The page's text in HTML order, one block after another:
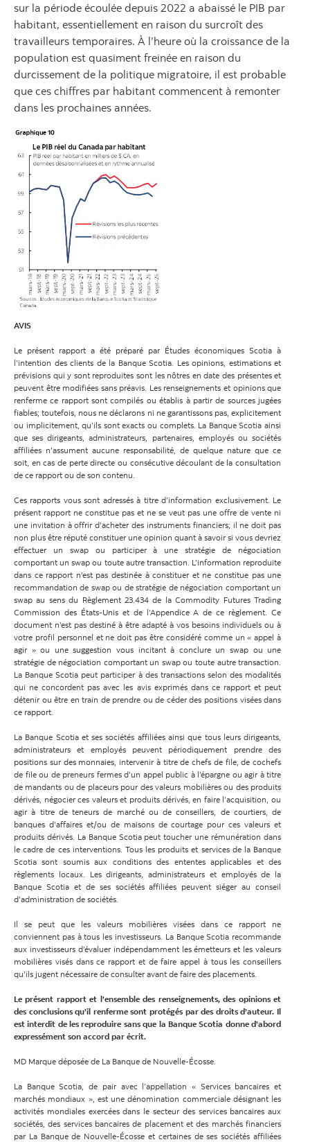
sur la période écoulée depuis 2022 a abaissé le PIB par
habitant, essentiellement en raison du surcroît des
travailleurs temporaires. À l’heure où la croissance de la
population est quasiment freinée en raison du
durcissement de la politique migratoire, il est probable
que ces chiffres par habitant commencent à remonter
dans les prochaines années.
AVIS
Le présent rapport a été préparé par Études économiques Scotia à
l’intention des clients de la Banque Scotia. Les opinions, estimations et
prévisions qui y sont reproduites sont les nôtres en date des présentes et
peuvent être modifiées sans préavis. Les renseignements et opinions que
renferme ce rapport sont compilés ou établis à partir de sources jugées
fiables; toutefois, nous ne déclarons ni ne garantissons pas, explicitement
ou implicitement, qu’ils sont exacts ou complets. La Banque Scotia ainsi
que ses dirigeants, administrateurs, partenaires, employés ou sociétés
affiliées n’assument aucune responsabilité, de quelque nature que ce
soit, en cas de perte directe ou consécutive découlant de la consultation
de ce rapport ou de son contenu.
Ces rapports vous sont adressés à titre d’information exclusivement. Le
présent rapport ne constitue pas et ne se veut pas une offre de vente ni
une invitation à offrir d’acheter des instruments financiers; il ne doit pas
non plus être réputé constituer une opinion quant à savoir si vous devriez
effectuer un swap ou participer à une stratégie de négociation
comportant un swap ou toute autre transaction. L’information reproduite
dans ce rapport n’est pas destinée à constituer et ne constitue pas une
recommandation de swap ou de stratégie de négociation comportant un
swap au sens du Règlement 23.434 de la Commodity Futures Trading
Commission des États-Unis et de l’Appendice A de ce règlement. Ce
document n’est pas destiné à être adapté à vos besoins individuels ou à
votre profil personnel et ne doit pas être considéré comme un « appel à
agir » ou une suggestion vous incitant à conclure un swap ou une
stratégie de négociation comportant un swap ou toute autre transaction.
La Banque Scotia peut participer à des transactions selon des modalités
qui ne concordent pas avec les avis exprimés dans ce rapport et peut
détenir ou être en train de prendre ou de céder des positions visées dans
ce rapport.
La Banque Scotia et ses sociétés affiliées ainsi que tous leurs dirigeants,
administrateurs et employés peuvent périodiquement prendre des
positions sur des monnaies, intervenir à titre de chefs de file, de cochefs
de file ou de preneurs fermes d’un appel public à l’épargne ou agir à titre
de mandants ou de placeurs pour des valeurs mobilières ou des produits
dérivés, négocier ces valeurs et produits dérivés, en faire l’acquisition, ou
agir à titre de teneurs de marché ou de conseillers, de courtiers, de
banques d’affaires et/ou de maisons de courtage pour ces valeurs et
produits dérivés. La Banque Scotia peut toucher une rémunération dans
le cadre de ces interventions. Tous les produits et services de la Banque
Scotia sont soumis aux conditions des ententes applicables et des
règlements locaux. Les dirigeants, administrateurs et employés de la
Banque Scotia et de ses sociétés affiliées peuvent siéger au conseil
d’administration de sociétés.
Il se peut que les valeurs mobilières visées dans ce rapport ne
conviennent pas à tous les investisseurs. La Banque Scotia recommande
aux investisseurs d’évaluer indépendamment les émetteurs et les valeurs
mobilières visés dans ce rapport et de faire appel à tous les conseillers
qu’ils jugent nécessaire de consulter avant de faire des placements.
Le présent rapport et l’ensemble des renseignements, des opinions et
des conclusions qu’il renferme sont protégés par des droits d’auteur. Il
est interdit de les reproduire sans que la Banque Scotia donne d’abord
expressément son accord par écrit.
MD Marque déposée de La Banque de Nouvelle-Écosse.
La Banque Scotia, de pair avec l’appellation « Services bancaires et
marchés mondiaux », est une dénomination commerciale désignant les
activités mondiales exercées dans le secteur des services bancaires aux
sociétés, des services bancaires de placement et des marchés financiers
par La Banque de Nouvelle-Écosse et certaines de ses sociétés affiliées